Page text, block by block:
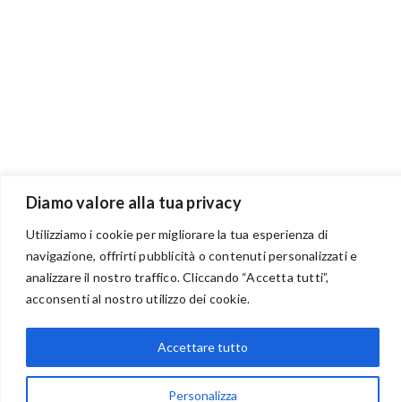
Diamo valore alla tua privacy
Utilizziamo i cookie per migliorare la tua esperienza di
navigazione, offrirti pubblicità o contenuti personalizzati e
analizzare il nostro traffico. Cliccando “Accetta tutti”,
acconsenti al nostro utilizzo dei cookie.
Personalizza
Accettare tutto
BENVENUTI NEL PORTALE RIVENDITORI
via Acqua delle Noci 12
83024 Monteforte Irpino (AV)